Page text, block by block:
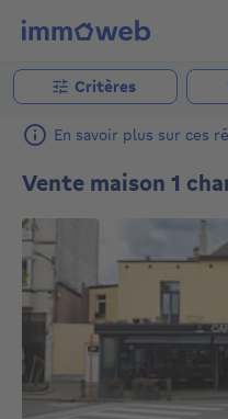
Critères
En savoir plus sur ces
Vente maison 1